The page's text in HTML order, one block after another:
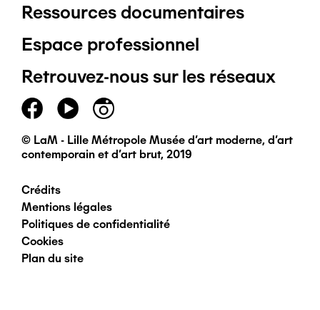
Pied
de
page
principal
Ressources documentaires
Espace professionnel
Retrouvez-nous sur les réseaux
© LaM - Lille Métropole Musée d'art moderne, d'art
contemporain et d'art brut, 2019
Pied
de
page
Crédits
Mentions légales
Politiques de confidentialité
Cookies
Plan du site